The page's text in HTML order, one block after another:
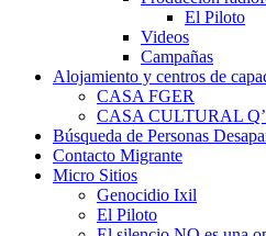
El Piloto
Videos
Campañas
Alojamiento y centros de
CASA FGER
CASA CULTURAL
Búsqueda de Personas
Contacto Migrante
Micro Sitios
Genocidio Ixil
El Piloto